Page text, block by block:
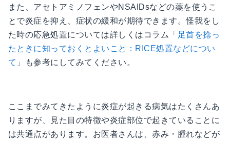
また、アセトアミノフェンやNSAIDsなどの薬を使うこ
とで炎症を抑え、症状の緩和が期待できます。怪我をし
た時の応急処置については詳しくはコラム「 足首を捻っ
たときに知っておくとよいこと：RICE処置などについ
て 」も参考にしてみてください。
ここまでみてきたように炎症が起きる病気はたくさんあ
りますが、見た目の特徴や炎症部位で起きていることに
は共通点があります。お医者さんは、赤み・腫れなどが